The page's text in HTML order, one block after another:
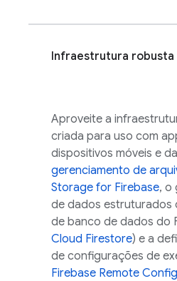
Infraestrutura robusta
Aproveite a
criada para uso com
dispositivos móveis e
gerenciamento de
Storage for Firebase, o
de dados estruturados
de banco de dados do
Cloud Firestore) e a
de configurações de
Firebase Remote Config